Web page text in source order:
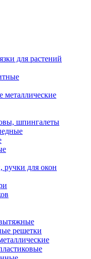
для растений
металлические
шпингалеты
ручки для окон
решетки